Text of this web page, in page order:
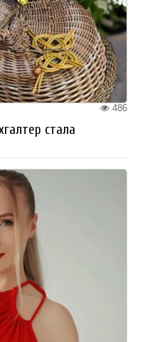
486
стала